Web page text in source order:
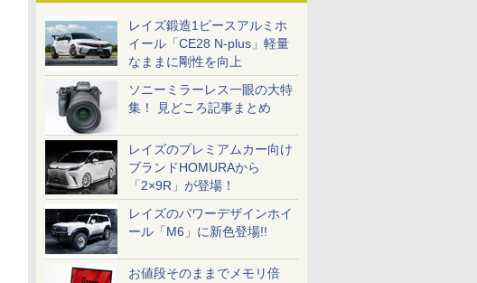
レイズ鍛造1ピースアルミホ
イール「CE28 N-plus」軽量
なままに剛性を向上
ソニーミラーレス一眼の大特
集！ 見どころ記事まとめ
レイズのプレミアムカー向け
ブランドHOMURAから
「2×9R」が登場！
レイズのパワーデザインホイ
ール「M6」に新色登場!!
お値段そのままでメモリ倍